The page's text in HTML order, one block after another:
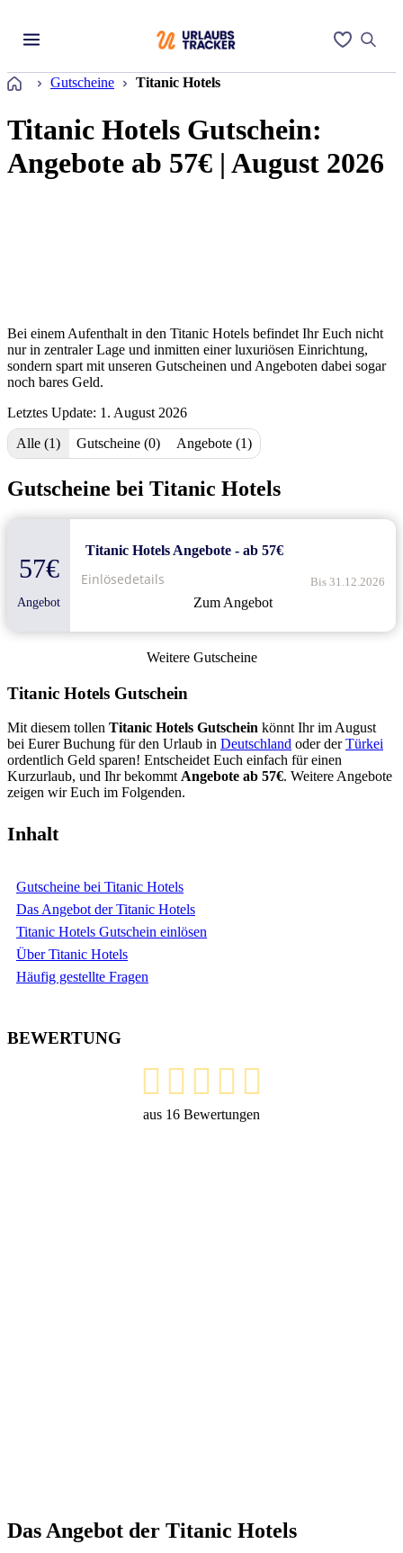
Startseite
Gutscheine Titanic Hotels
Titanic Hotels Gutschein:
Angebote ab 57€ | August 2026
Bei einem Aufenthalt in den Titanic Hotels befindet Ihr Euch nicht
nur in zentraler Lage und inmitten einer luxuriösen Einrichtung,
sondern spart mit unseren Gutscheinen und Angeboten dabei sogar
noch bares Geld.
Letztes Update: 1. August 2026
Alle (1)
Gutscheine (0) Angebote (1)
Gutscheine bei Titanic Hotels
57€
Angebot
Titanic Hotels Angebote - ab 57€
Zum Angebot
Bis 31.12.2026
Einlösedetails
Weitere Gutscheine
Titanic Hotels Gutschein
Mit diesem tollen Titanic Hotels Gutschein könnt Ihr im August
bei Eurer Buchung für den Urlaub in Deutschland oder derTürkei
ordentlich Geld sparen! Entscheidet Euch einfach für einen
Kurzurlaub, und Ihr bekommtAngebote ab 57€. Weitere Angebote
zeigen wir Euch im Folgenden.
Inhalt
Gutscheine bei Titanic Hotels
Das Angebot der Titanic Hotels
Titanic Hotels Gutschein einlösen
Über Titanic Hotels
Häufig gestellte Fragen
BEWERTUNG
aus 16 Bewertungen
Das Angebot der Titanic Hotels